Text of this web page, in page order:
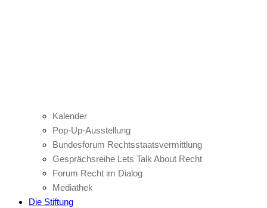
Kalender
Pop-Up-Ausstellung
Bundesforum Rechtsstaatsvermittlung
Gesprächsreihe Lets Talk About Recht
Forum Recht im Dialog
Mediathek
Die Stiftung